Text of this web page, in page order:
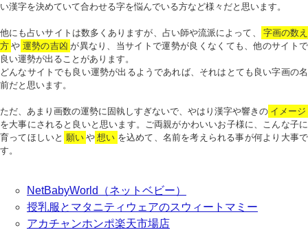
い漢字を決めていて合わせる字を悩んでいる方など様々だと思います。
他にも占いサイトは数多くありますが、占い師や流派によって、
字画の数え
方 や 運勢の吉凶 が異なり、当サイトで運勢が良くなくても、他のサイトで
良い運勢が出ることがあります。
どんなサイトでも良い運勢が出るようであれば、それはとても良い字画の名
前だと思います。
ただ、あまり画数の運勢に固執しすぎないで、やはり漢字や響きの イメージ
を大事にされると良いと思います。ご両親がかわいいお子様に、こんな子に
育ってほしいと 願い や 想い を込めて、名前を考えられる事が何より大事で
す。
NetBabyWorld（ネットベビー）
授乳服とマタニティウェアのスウィートマミー
アカチャンホンポ楽天市場店